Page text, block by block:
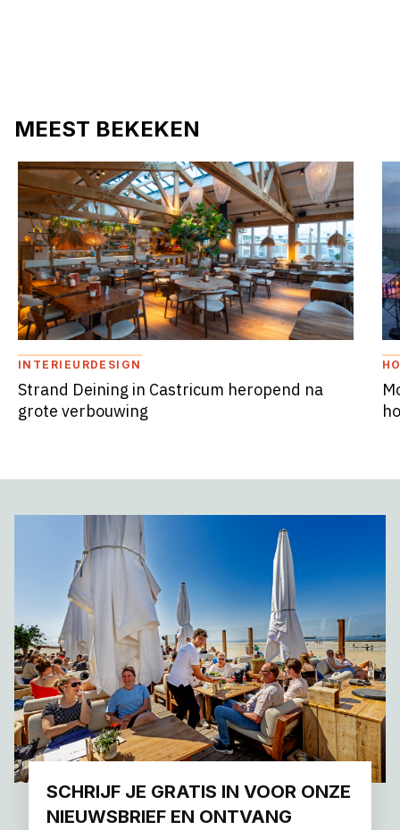
MEEST BEKEKEN
INTERIEURDESIGN
Strand Deining in Castricum heropend na
grote verbouwing
SCHRIJF JE GRATIS IN VOOR ONZE
NIEUWSBRIEF EN ONTVANG